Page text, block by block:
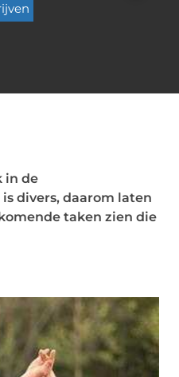
in de
divers, daarom laten
taken zien die